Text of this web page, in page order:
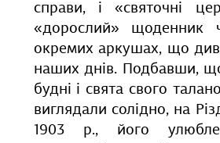
справи, і «святочні
«дорослий» щоденник
окремих аркушах, що
наших днів. Подбавши,
будні і свята свого
виглядали солідно, на
1903 р., його